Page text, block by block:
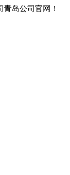
岛公司官网！